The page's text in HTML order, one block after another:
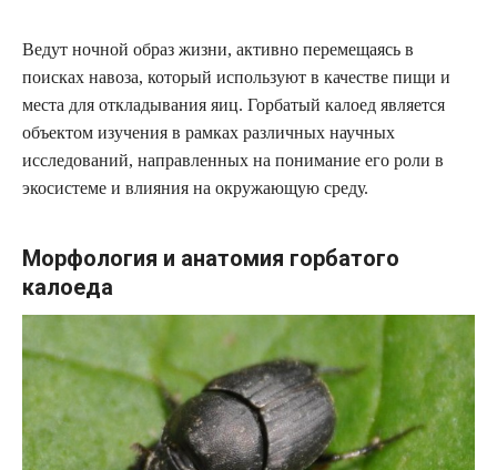
Ведут ночной образ жизни, активно перемещаясь в
поисках навоза, который используют в качестве пищи и
места для откладывания яиц. Горбатый калоед является
объектом изучения в рамках различных научных
исследований, направленных на понимание его роли в
экосистеме и влияния на окружающую среду.
Морфология и анатомия горбатого
калоеда